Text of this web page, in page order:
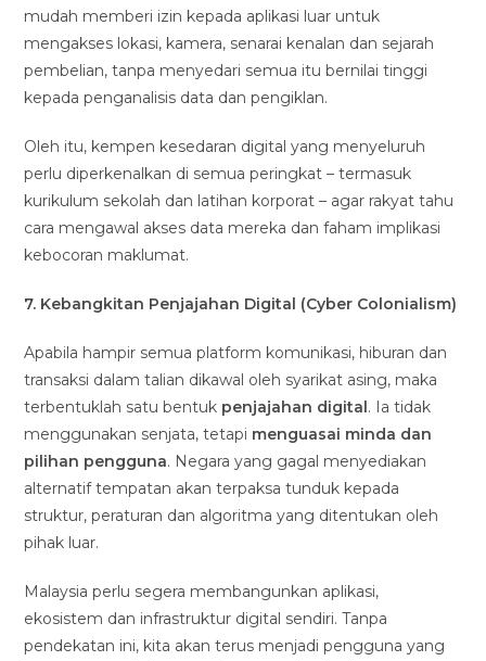
mudah memberi izin kepada aplikasi luar untuk
mengakses lokasi, kamera, senarai kenalan dan sejarah
pembelian, tanpa menyedari semua itu bernilai tinggi
kepada penganalisis data dan pengiklan.
Oleh itu, kempen kesedaran digital yang menyeluruh
perlu diperkenalkan di semua peringkat – termasuk
kurikulum sekolah dan latihan korporat – agar rakyat tahu
cara mengawal akses data mereka dan faham implikasi
kebocoran maklumat.
7. Kebangkitan Penjajahan Digital (Cyber Colonialism)
Apabila hampir semua platform komunikasi, hiburan dan
transaksi dalam talian dikawal oleh syarikat asing, maka
terbentuklah satu bentuk penjajahan digital. Ia tidak
menggunakan senjata, tetapi menguasai minda dan
pilihan pengguna. Negara yang gagal menyediakan
alternatif tempatan akan terpaksa tunduk kepada
struktur, peraturan dan algoritma yang ditentukan oleh
pihak luar.
Malaysia perlu segera membangunkan aplikasi,
ekosistem dan infrastruktur digital sendiri. Tanpa
pendekatan ini, kita akan terus menjadi pengguna yang